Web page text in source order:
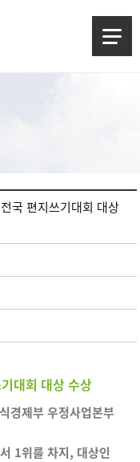
국 편지쓰기대회 대상
대회 대상 수상
경제부 우정사업본부
1위를 차지, 대상인